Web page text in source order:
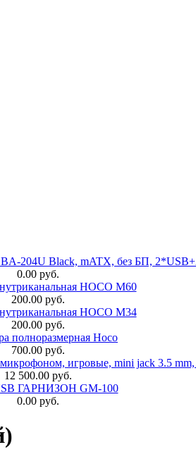
204U Black, mATX, без БП,
0.00 руб.
HOCO M60
200.00 руб.
HOCO M34
200.00 руб.
полноразмерная Hoco
700.00 руб.
игровые, mini jack 3.5
12 500.00 руб.
ГАРНИЗОН GM-100
0.00 руб.